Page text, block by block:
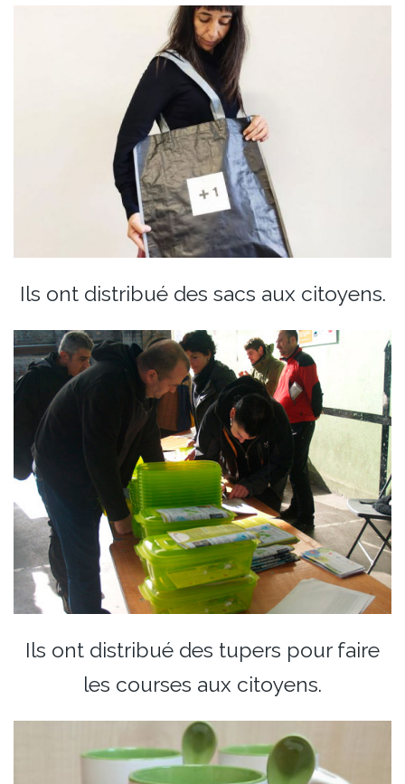
Ils ont distribué des sacs aux citoyens.
Ils ont distribué des tupers pour faire
les courses aux citoyens.